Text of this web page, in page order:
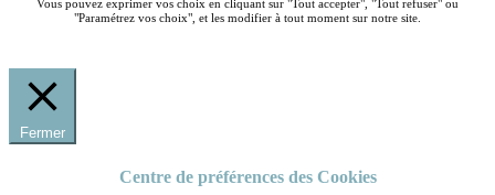
Vous pouvez exprimer vos choix en cliquant sur "Tout accepter", "Tout refuser" ou
"Paramétrez vos choix", et les modifier à tout moment sur notre site.
Fermer
Centre de préférences des Cookies